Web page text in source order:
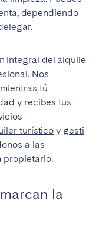
dependiendo
integral del alquile
Nos
tú
y recibes tus
turístico y gesti
a las
propietario.
la